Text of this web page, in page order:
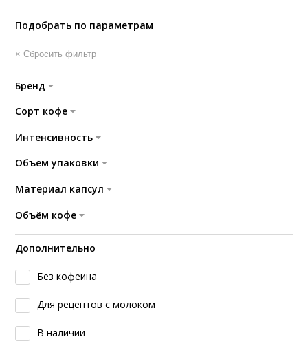
Подобрать по параметрам
× Сбросить фильтр
Бренд
Сорт кофе
Интенсивность
Объем упаковки
Материал капсул
Объём кофе
Дополнительно
Без кофеина
Для рецептов с молоком
В наличии